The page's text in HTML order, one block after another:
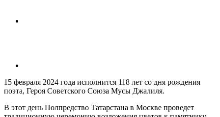
15 февраля 2024 года исполнится 118 лет со дня рождения
поэта, Героя Советского Союза Мусы Джалиля.
В этот день Полпредство Татарстана в Москве проведет